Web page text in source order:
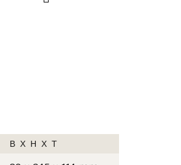
B X H X T